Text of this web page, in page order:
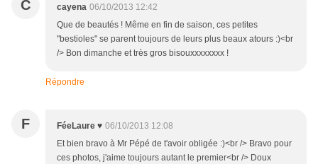
C cayena 06/10/2013 12:42
Que de beautés ! Même en fin de saison, ces petites
"bestioles" se parent toujours de leurs plus beaux atours :)<br
/> Bon dimanche et très gros bisouxxxxxxxx !
Répondre
F FéeLaure ♥ 06/10/2013 12:08
Et bien bravo à Mr Pépé de t'avoir obligée :)<br /> Bravo pour
ces photos, j'aime toujours autant le premier<br /> Doux